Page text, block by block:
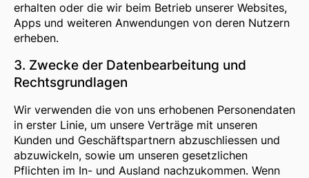
erhalten oder die wir beim Betrieb unserer Websites,
Apps und weiteren Anwendungen von deren Nutzern
erheben.
3. Zwecke der Datenbearbeitung und
Rechtsgrundlagen
Wir verwenden die von uns erhobenen Personendaten
in erster Linie, um unsere Verträge mit unseren
Kunden und Geschäftspartnern abzuschliessen und
abzuwickeln, sowie um unseren gesetzlichen
Pflichten im In- und Ausland nachzukommen. Wenn